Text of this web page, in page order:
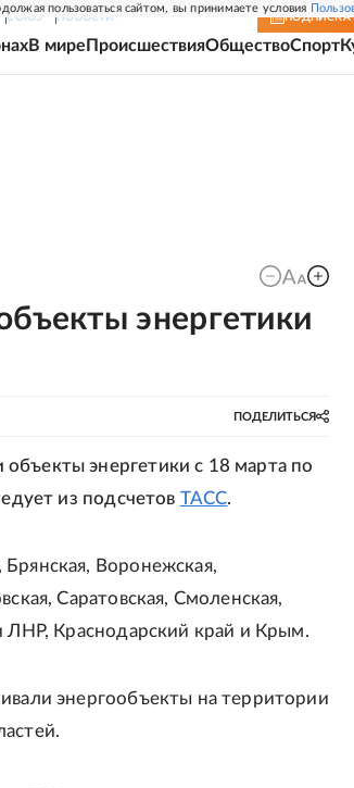
пользоваться сайтом, вы принимаете условия
СОЮЗ НОВОСТИ ПОДПИСКА
В мире ПроисшествияОбществоСпорт
энергетики
ПОДЕЛИТЬСЯ
энергетики с 18 марта по
из подсчетов ТАСС.
Воронежская,
Саратовская, Смоленская,
ЛНР, Краснодарский край и Крым.
энергообъекты на территории